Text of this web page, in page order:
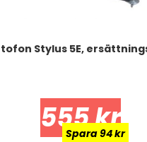
Stylus 5E,
555 kr
Spara 94 kr